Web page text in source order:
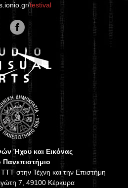
festival
Ήχου και Εικόνας
Πανεπιστήμιο
στην Τέχνη και την Επιστήμη
7, 49100 Κέρκυρα